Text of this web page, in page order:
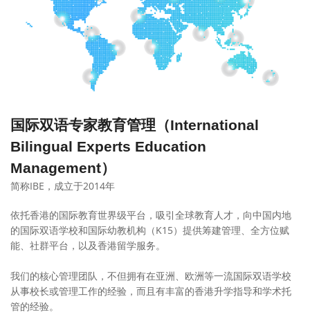
国际双语专家教育管理（International
Bilingual Experts Education
Management）
简称IBE，成立于2014年
依托香港的国际教育世界级平台，吸引全球教育人才，向中国内地
的国际双语学校和国际幼教机构（K15）提供筹建管理、全方位赋
能、社群平台，以及香港留学服务。
我们的核心管理团队，不但拥有在亚洲、欧洲等一流国际双语学校
从事校长或管理工作的经验，而且有丰富的香港升学指导和学术托
管的经验。